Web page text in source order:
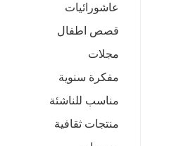
عاشورائيات
قصص اطفال
مجلات
مفكرة سنوية
مناسب للناشئة
منتجات ثقافية